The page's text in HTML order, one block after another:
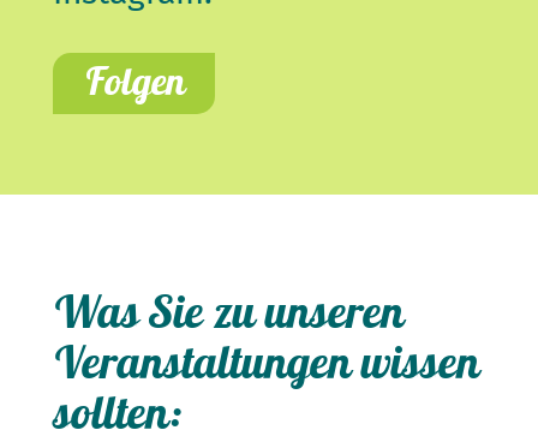
Folgen
Was Sie zu unseren
Veranstaltungen wissen
sollten: